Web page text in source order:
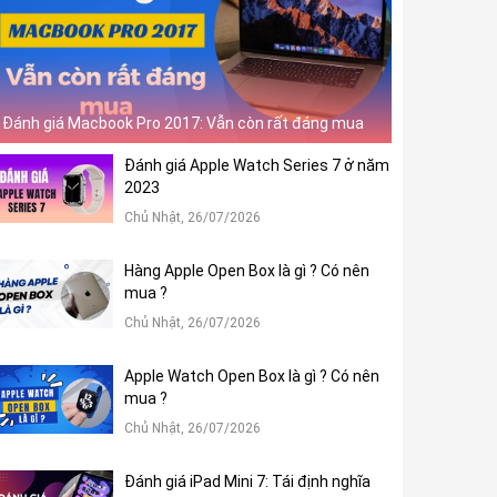
Đánh giá Macbook Pro 2017: Vẫn còn rất đáng mua
Đánh giá Apple Watch Series 7 ở năm
2023
Chủ Nhật, 26/07/2026
Hàng Apple Open Box là gì ? Có nên
mua ?
Chủ Nhật, 26/07/2026
Apple Watch Open Box là gì ? Có nên
mua ?
Chủ Nhật, 26/07/2026
Đánh giá iPad Mini 7: Tái định nghĩa